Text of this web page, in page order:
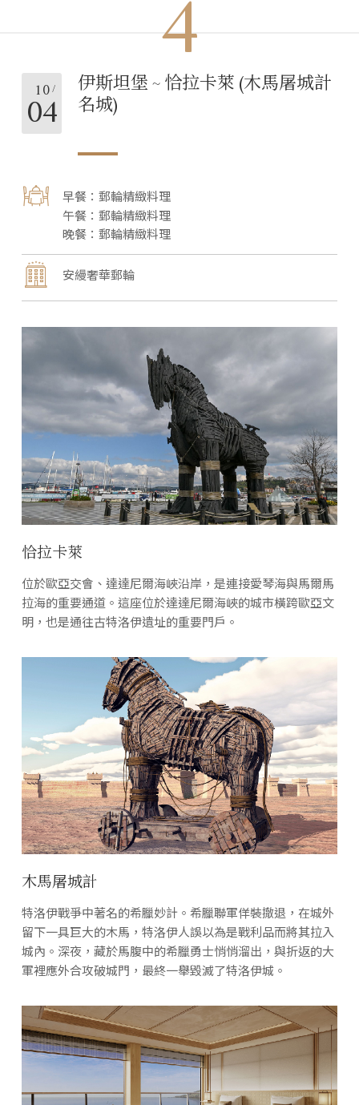
4
10
04
伊斯坦堡 ~ 恰拉卡萊 (木馬屠城計
名城)
郵輪精緻料理
郵輪精緻料理
郵輪精緻料理
安縵奢華郵輪
恰拉卡萊
位於歐亞交會、達達尼爾海峽沿岸，是連接愛琴海與馬爾馬
拉海的重要通道。這座位於達達尼爾海峽的城市橫跨歐亞文
明，也是通往古特洛伊遺址的重要門戶。
木馬屠城計
特洛伊戰爭中著名的希臘妙計。希臘聯軍佯裝撤退，在城外
留下一具巨大的木馬，特洛伊人誤以為是戰利品而將其拉入
城內。深夜，藏於馬腹中的希臘勇士悄悄溜出，與折返的大
軍裡應外合攻破城門，最終一舉毀滅了特洛伊城。